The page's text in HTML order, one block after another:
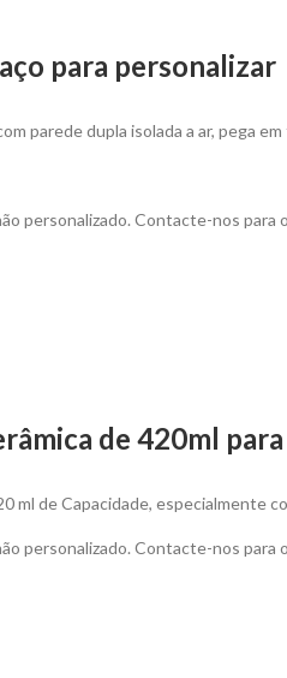
para personalizar
parede dupla isolada a ar, pega
personalizado. Contacte-nos para
de 420ml
ml de Capacidade, especialmente
personalizado. Contacte-nos para